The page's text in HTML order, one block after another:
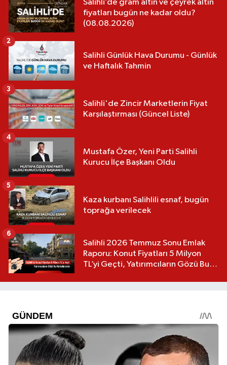
Salihli’de gram altın ve çeyrek altın
fiyatları bugün ne kadar oldu?
(08.08.2026)
Salihli Günlük Hava Durumu - Günlük
ve Haftalık Tahmin
2
Salihli'de Zincir Marketlerin Fiyat
Karşılaştırması (Güncel Liste)
3
Mustafa Özer, Yeni Parti Salihli
Kurucu İlçe Başkanı Oldu
4
Kaza kurbanı Salihlili esnaf, bugün
toprağa verilecek
5
Salihli 2026 Temmuz Sonu Emlak
Raporu: Konut Fiyatları 5 Milyon
TL’yi Geçti, Yatırımcıların Gözü Bu
6